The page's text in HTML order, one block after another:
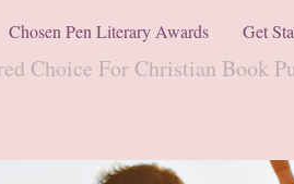
Chosen Pen Literary Awards Get
Choice For Christian Book